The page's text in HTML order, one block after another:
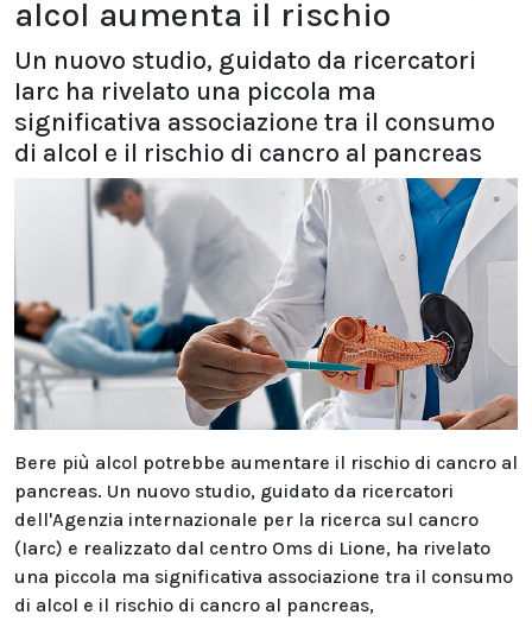
alcol aumenta il rischio
Un nuovo studio, guidato da ricercatori
Iarc ha rivelato una piccola ma
significativa associazione tra il consumo
di alcol e il rischio di cancro al pancreas
Bere più alcol potrebbe aumentare il rischio di cancro al
pancreas. Un nuovo studio, guidato da ricercatori
dell'Agenzia internazionale per la ricerca sul cancro
(Iarc) e realizzato dal centro Oms di Lione, ha rivelato
una piccola ma significativa associazione tra il consumo
di alcol e il rischio di cancro al pancreas,